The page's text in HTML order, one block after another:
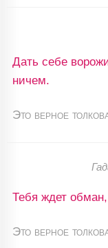
Дать себе
ничем.
Это верное
Тебя ждет
Это верное